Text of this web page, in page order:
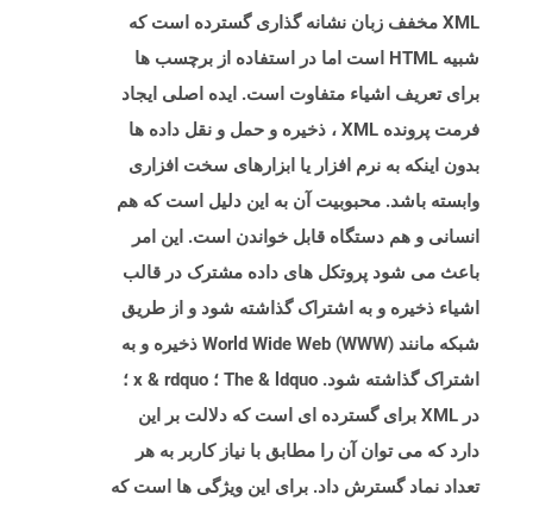
XML مخفف زبان نشانه گذاری گسترده است که
شبیه HTML است اما در استفاده از برچسب ها
برای تعریف اشیاء متفاوت است. ایده اصلی ایجاد
فرمت پرونده XML ، ذخیره و حمل و نقل داده ها
بدون اینکه به نرم افزار یا ابزارهای سخت افزاری
وابسته باشد. محبوبیت آن به این دلیل است که هم
انسانی و هم دستگاه قابل خواندن است. این امر
باعث می شود پروتکل های داده مشترک در قالب
اشیاء ذخیره و به اشتراک گذاشته شود و از طریق
شبکه مانند World Wide Web (WWW) ذخیره و به
اشتراک گذاشته شود. The & ldquo ؛ x & rdquo ؛
در XML برای گسترده ای است که دلالت بر این
دارد که می توان آن را مطابق با نیاز کاربر به هر
تعداد نماد گسترش داد. برای این ویژگی ها است که